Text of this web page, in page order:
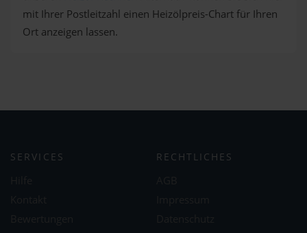
mit Ihrer Postleitzahl einen Heizölpreis-Chart für Ihren
Ort anzeigen lassen.
SERVICES RECHTLICHES